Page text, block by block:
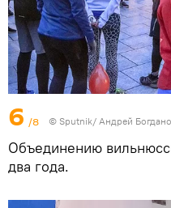
6 /8 © Sputnik/ Андрей
Объединению
два года.